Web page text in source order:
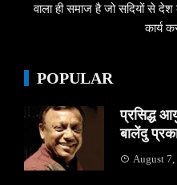
वाला ही समाज है जो सदियों से
कार्य
POPULAR
प्रसिद्ध
बालेंदु
August 7,